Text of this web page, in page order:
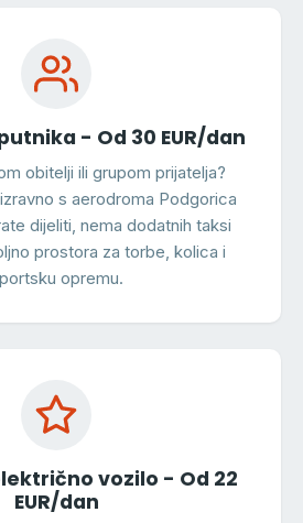
- Od 30 EUR/dan
obitelji ili grupom prijatelja?
s aerodroma Podgorica
dijeliti, nema dodatnih taksi
prostora za torbe, kolica i
opremu.
vozilo - Od 22
EUR/dan